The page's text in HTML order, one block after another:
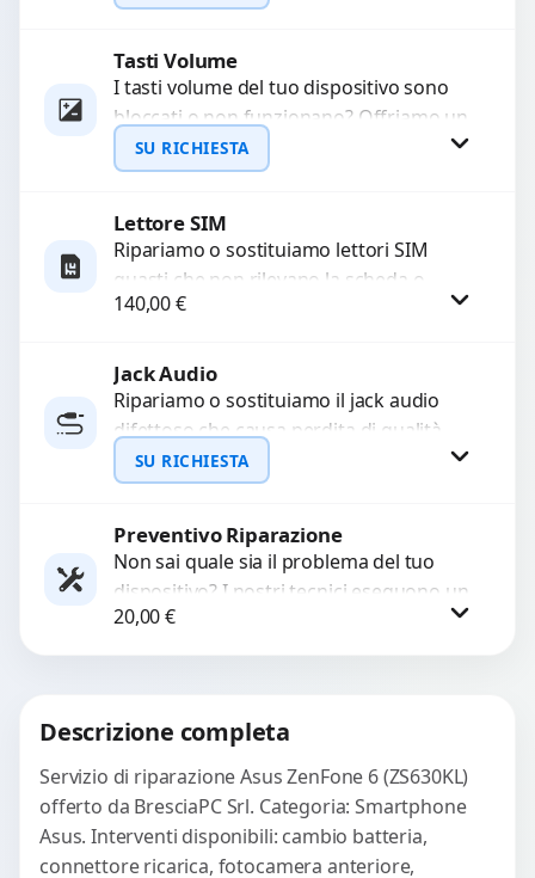
sostituzione utilizzando componenti di...
Richiedi Preventivo
WhatsApp
Tasti Volume
I tasti volume del tuo dispositivo sono
bloccati o non funzionano? Offriamo un
servizio di riparazione o sostituzione
con ricambi...
SU RICHIESTA
Richiedi Preventivo
WhatsApp
Lettore SIM
Ripariamo o sostituiamo lettori SIM
guasti che non rilevano la scheda o
interrompono il segnale. Utilizziamo
140,00€
Jack Audio
Ripariamo o sostituiamo il jack audio
difettoso che causa perdita di qualità
sonora o impossibilità di collegare cuffie
e accessori....
SU RICHIESTA
Richiedi Preventivo
WhatsApp
Preventivo Riparazione
Non sai quale sia il problema del tuo
dispositivo? I nostri tecnici eseguono un
check-up completo con strumenti
avanzati per...
20,00€
Descrizione completa
Servizio di riparazione Asus ZenFone 6 (ZS630KL)
offerto da BresciaPC Srl. Categoria: Smartphone
Asus. Interventi disponibili: cambio batteria,
connettore ricarica, fotocamera anteriore,